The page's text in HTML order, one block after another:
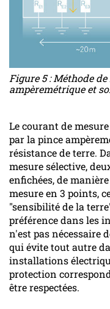
Figure 5 : Méthode
ampèremétrique et
Le courant de
par la pince
résistance de terre.
mesure sélective,
enfichées, de
mesure en 3 points,
"sensibilité de la
préférence dans les
n'est pas nécessaire
qui évite tout autre
installations
protection
être respectées.